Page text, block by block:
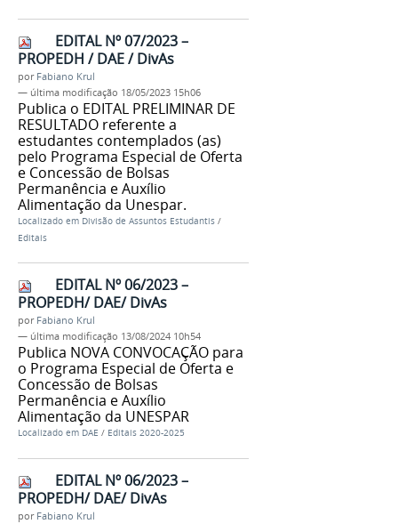
EDITAL Nº 07/2023 –
PROPEDH / DAE / DivAs
por Fabiano Krul
— última modificação 18/05/2023 15h06
Publica o EDITAL PRELIMINAR DE
RESULTADO referente a
estudantes contemplados (as)
pelo Programa Especial de Oferta
e Concessão de Bolsas
Permanência e Auxílio
Alimentação da Unespar.
Localizado em Divisão de Assuntos Estudantis /
Editais
EDITAL Nº 06/2023 –
PROPEDH/ DAE/ DivAs
por Fabiano Krul
— última modificação 13/08/2024 10h54
Publica NOVA CONVOCAÇÃO para
o Programa Especial de Oferta e
Concessão de Bolsas
Permanência e Auxílio
Alimentação da UNESPAR
Localizado em DAE / Editais 2020-2025
EDITAL Nº 06/2023 –
PROPEDH/ DAE/ DivAs
por Fabiano Krul